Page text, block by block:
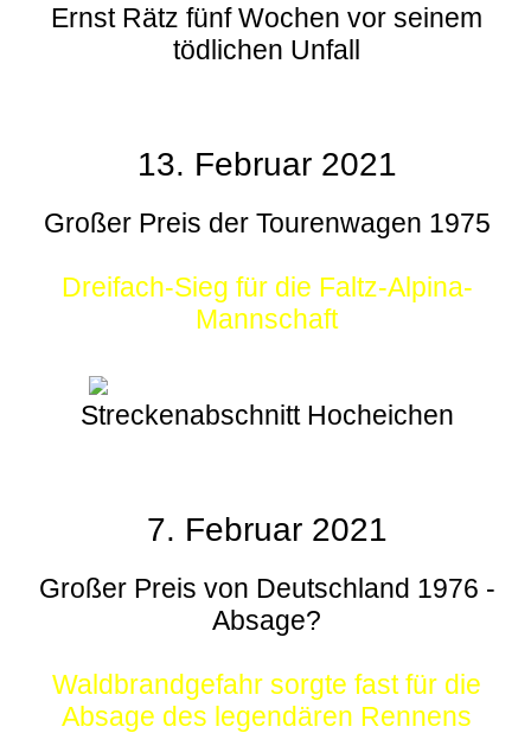
Ernst Rätz fünf Wochen vor seinem
tödlichen Unfall
13. Februar 2021
Großer Preis der Tourenwagen 1975
Dreifach-Sieg für die Faltz-Alpina-
Mannschaft
Streckenabschnitt Hocheichen
7. Februar 2021
Großer Preis von Deutschland 1976 -
Absage?
Waldbrandgefahr sorgte fast für die
Absage des legendären Rennens